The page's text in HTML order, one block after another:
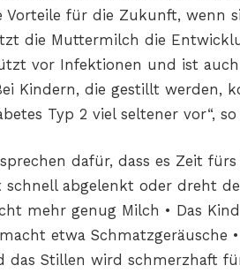
Vorteile für die Zukunft, wenn
die Muttermilch die
vor Infektionen und ist
Kindern, die gestillt werden,
Typ 2 viel seltener vor“, so
dafür, dass es Zeit
abgelenkt oder dreht
mehr genug Milch • Das
etwa Schmatzgeräusche
das Stillen wird schmerzhaft